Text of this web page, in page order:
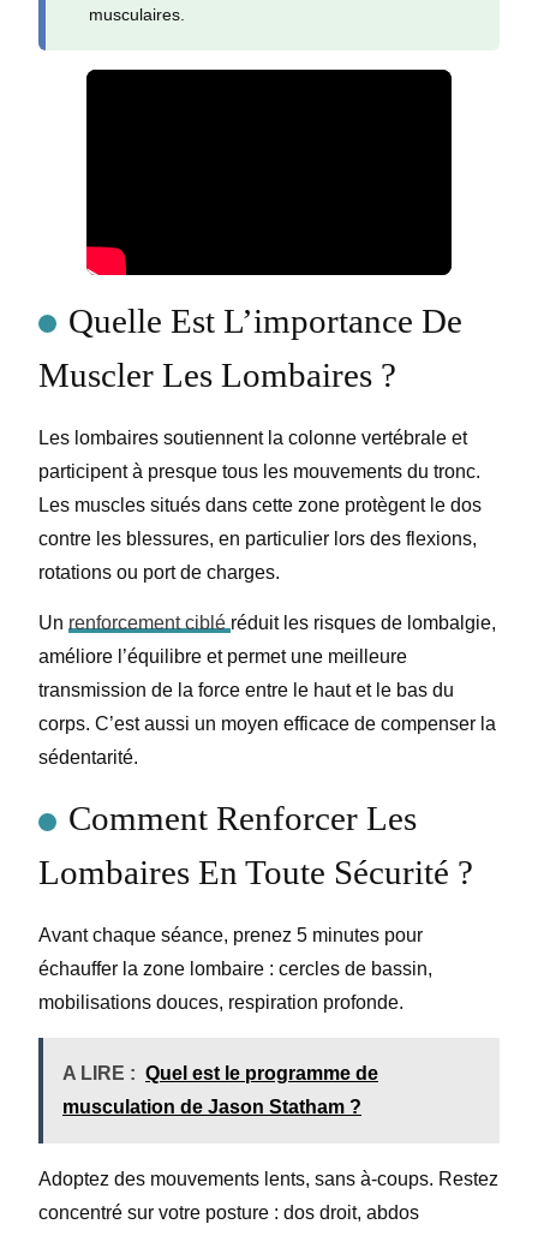
musculaires.
Quelle Est L’importance De
Muscler Les Lombaires ?
Les lombaires soutiennent la colonne vertébrale et
participent à presque tous les mouvements du tronc.
Les muscles situés dans cette zone protègent le dos
contre les blessures, en particulier lors des flexions,
rotations ou port de charges.
Un renforcement ciblé réduit les risques de lombalgie,
améliore l’équilibre et permet une meilleure
transmission de la force entre le haut et le bas du
corps. C’est aussi un moyen efficace de compenser la
sédentarité.
Comment Renforcer Les
Lombaires En Toute Sécurité ?
Avant chaque séance, prenez 5 minutes pour
échauffer la zone lombaire : cercles de bassin,
mobilisations douces, respiration profonde.
A LIRE : Quel est le programme de
musculation de Jason Statham ?
Adoptez des mouvements lents, sans à-coups. Restez
concentré sur votre posture : dos droit, abdos